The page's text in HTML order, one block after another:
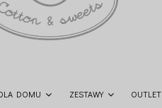
DOMU ZESTAWY OUTLET